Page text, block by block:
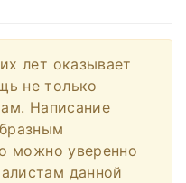
лет оказывает
не только
Написание
можно уверенно
данной